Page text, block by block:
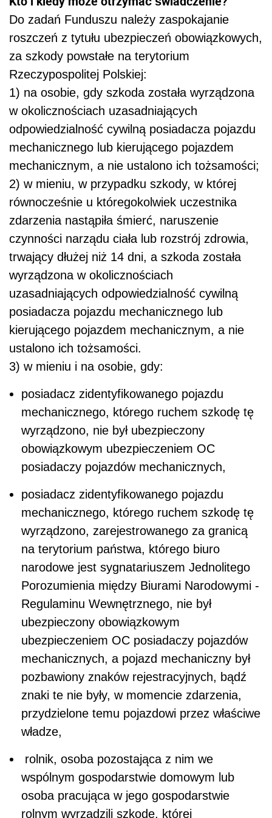
Do zadań Funduszu należy zaspokajanie
roszczeń z tytułu ubezpieczeń obowiązkowych,
za szkody powstałe na terytorium
Rzeczypospolitej Polskiej:
1) na osobie, gdy szkoda została wyrządzona
w okolicznościach uzasadniających
odpowiedzialność cywilną posiadacza pojazdu
mechanicznego lub kierującego pojazdem
mechanicznym, a nie ustalono ich tożsamości;
2) w mieniu, w przypadku szkody, w której
równocześnie u któregokolwiek uczestnika
zdarzenia nastąpiła śmierć, naruszenie
czynności narządu ciała lub rozstrój zdrowia,
trwający dłużej niż 14 dni, a szkoda została
wyrządzona w okolicznościach
uzasadniających odpowiedzialność cywilną
posiadacza pojazdu mechanicznego lub
kierującego pojazdem mechanicznym, a nie
ustalono ich tożsamości.
3) w mieniu i na osobie, gdy:
posiadacz zidentyfikowanego pojazdu
mechanicznego, którego ruchem szkodę tę
wyrządzono, nie był ubezpieczony
obowiązkowym ubezpieczeniem OC
posiadaczy pojazdów mechanicznych,
posiadacz zidentyfikowanego pojazdu
mechanicznego, którego ruchem szkodę tę
wyrządzono, zarejestrowanego za granicą
na terytorium państwa, którego biuro
narodowe jest sygnatariuszem Jednolitego
Porozumienia między Biurami Narodowymi -
Regulaminu Wewnętrznego, nie był
ubezpieczony obowiązkowym
ubezpieczeniem OC posiadaczy pojazdów
mechanicznych, a pojazd mechaniczny był
pozbawiony znaków rejestracyjnych, bądź
znaki te nie były, w momencie zdarzenia,
przydzielone temu pojazdowi przez właściwe
władze,
rolnik, osoba pozostająca z nim we
wspólnym gospodarstwie domowym lub
osoba pracująca w jego gospodarstwie
rolnym wyrządzili szkodę, której